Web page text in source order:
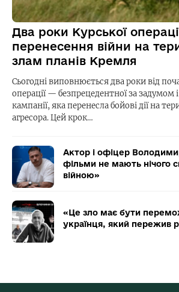
Два роки Курської
перенесення війни на
злам планів Кремля
Сьогодні виповнюється два роки від
операції — безпрецедентної за задумом
кампанії, яка перенесла бойові дії на
агресора. Цей крок…
Актор і офіцер
фільми не мають нічого
війною»
«Це зло має бути
українця, який пережив